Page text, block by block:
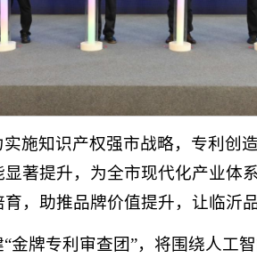
施知识产权强市战略，专利创
著提升，为全市现代化产业体
，助推品牌价值提升，让临沂
金牌专利审查团”，将围绕人工